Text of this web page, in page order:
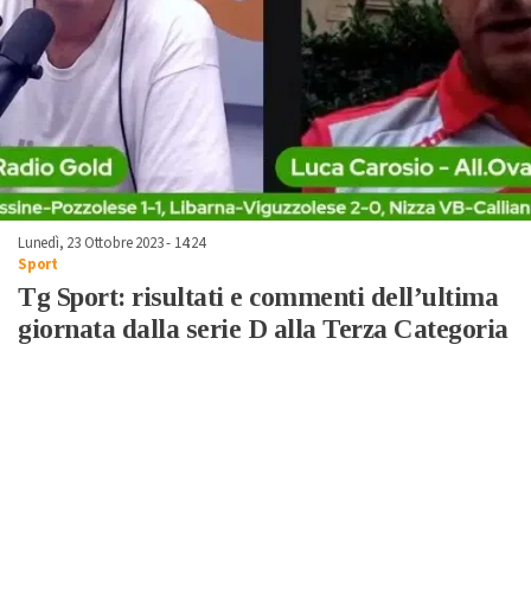
Lunedì, 23 Ottobre 2023 - 14:24
Sport
Tg Sport: risultati e commenti dell’ultima
giornata dalla serie D alla Terza Categoria